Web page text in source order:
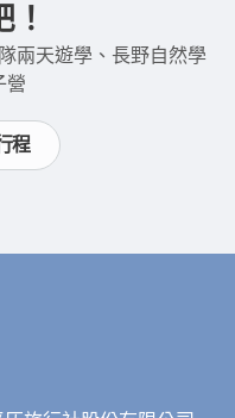
兩天遊學、長野自然學
營
程